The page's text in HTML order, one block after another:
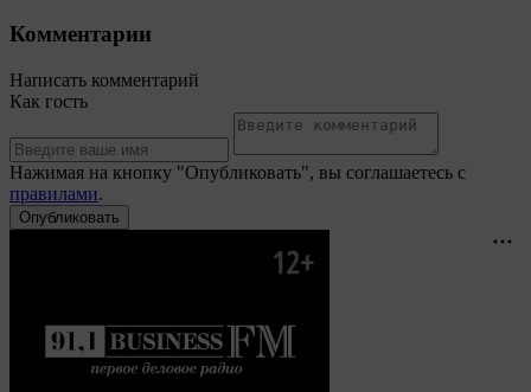
Комментарии
Написать комментарий
Как гость
Нажимая на кнопку "Опубликовать", вы соглашаетесь с
правилами.